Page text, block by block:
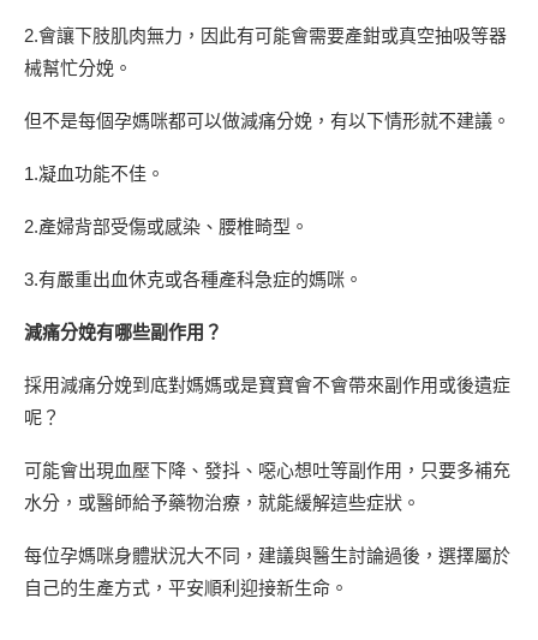
2.會讓下肢肌肉無力，因此有可能會需要產鉗或真空抽吸等器
械幫忙分娩。
但不是每個孕媽咪都可以做減痛分娩，有以下情形就不建議。
1.凝血功能不佳。
2.產婦背部受傷或感染、腰椎畸型。
3.有嚴重出血休克或各種產科急症的媽咪。
減痛分娩有哪些副作用？
採用減痛分娩到底對媽媽或是寶寶會不會帶來副作用或後遺症
呢？
可能會出現血壓下降、發抖、噁心想吐等副作用，只要多補充
水分，或醫師給予藥物治療，就能緩解這些症狀。
每位孕媽咪身體狀況大不同，建議與醫生討論過後，選擇屬於
自己的生產方式，平安順利迎接新生命。